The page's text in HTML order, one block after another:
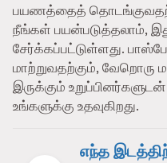
பயணத்தைத்
நீங்கள் பயன்படுத்தலாம்,
சேர்க்கப்பட்டுள்ளது.
மாற்றுவதற்கும், வேறொரு
இருக்கும்
உங்களுக்கு உதவுகிறது.
எந்த